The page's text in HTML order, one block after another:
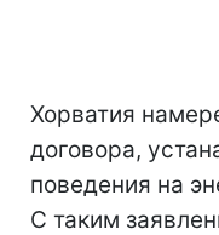
Хорватия
договора,
поведения на
С таким